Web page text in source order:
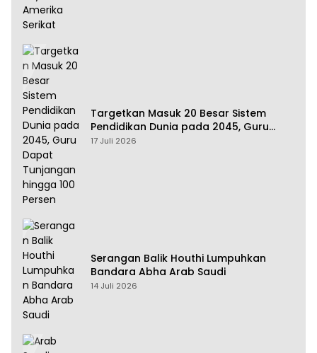
Targetkan Masuk 20 Besar Sistem
Pendidikan Dunia pada 2045, Guru
Dapat Tunjangan hingga 100 Persen
17 Juli 2026
Serangan Balik Houthi Lumpuhkan
Bandara Abha Arab Saudi
14 Juli 2026